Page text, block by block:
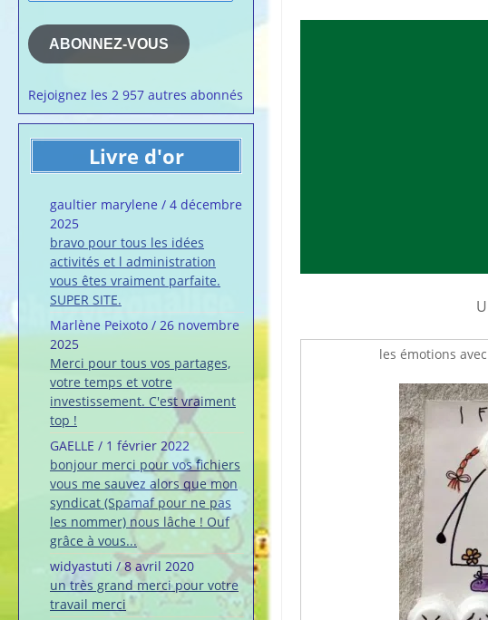
mail
ABONNEZ-VOUS
Rejoignez les 2 957 autres abonnés
Livre d'or
gaultier marylene / 4 décembre
2025
bravo pour tous les idées
activités et l administration
vous êtes vraiment parfaite.
SUPER SITE.
Marlène Peixoto / 26 novembre
2025
Merci pour tous vos partages,
votre temps et votre
investissement. C'est vraiment
top !
GAELLE / 1 février 2022
bonjour merci pour vos fichiers
vous me sauvez alors que mon
syndicat (Spamaf pour ne pas
les nommer) nous lâche ! Ouf
grâce à vous...
widyastuti /8 avril 2020
un très grand merci pour votre
travail merci
les émotions